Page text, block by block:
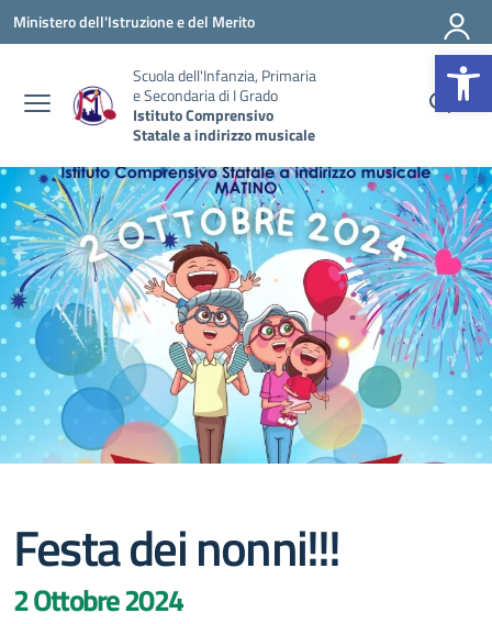
Vai ai contenuti
Vai al menu di navigazione
Vai al footer
Ministero dell'Istruzione e del Merito
Scuola dell'Infanzia, Primaria
e Secondaria di I Grado
Istituto Comprensivo
Statale a indirizzo musicale
Festa dei nonni!!!
2 Ottobre 2024